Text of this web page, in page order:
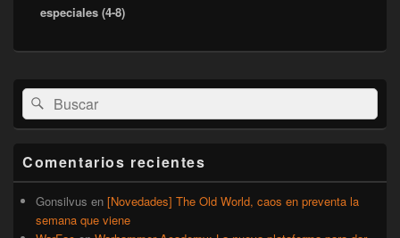
especiales (4-8)
El
área
de
widget
lateral
primaria
Buscar
por:
Buscar
Comentarios recientes
Gonsilvus en [Novedades] The Old World, caos en preventa la
semana que viene